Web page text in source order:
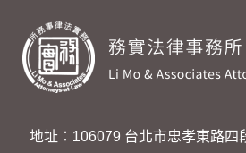
地址：106079 台北市忠孝東路